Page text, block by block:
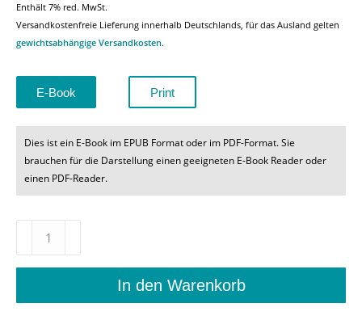
Enthält 7% red. MwSt.
Versandkostenfreie Lieferung innerhalb Deutschlands, für das Ausland gelten
gewichtsabhängige Versandkosten.
E-Book Print
Dies ist ein E-Book im EPUB Format oder im PDF-Format. Sie
brauchen für die Darstellung einen geeigneten E-Book Reader oder
einen PDF-Reader.
Brother
In den Warenkorb